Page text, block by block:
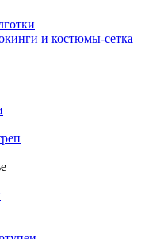
и костюмы-сетка